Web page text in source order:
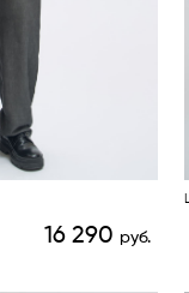
16 290 руб.